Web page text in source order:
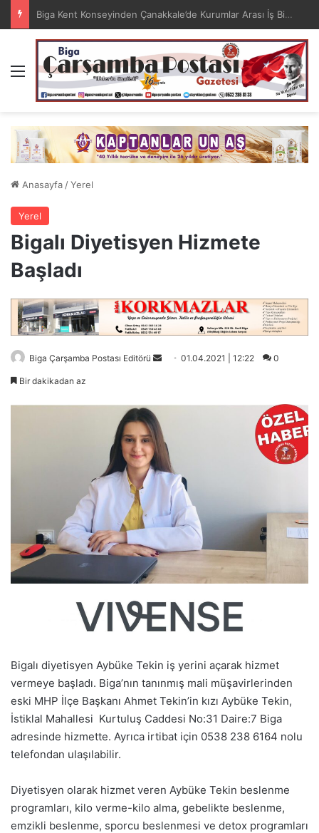
Özer “BİSİAD Biga’nın Önemli Sivil Toplum Kuruluşudur “
Menü
Anasayfa /Yerel
Yerel
Bigalı Diyetisyen Hizmete
Başladı
Biga Çarşamba Postası Editörü
Bir
göndermek
01.04.2021 | 12:22 0
Bir dakikadan az
Bigalı diyetisyen Aybüke Tekin iş yerini açarak hizmet
vermeye başladı. Biga’nın tanınmış mali müşavirlerinden
eski MHP İlçe Başkanı Ahmet Tekin’in kızı Aybüke Tekin,
İstiklal Mahallesi Kurtuluş Caddesi No:31 Daire:7 Biga
adresinde hizmette. Ayrıca irtibat için 0538 238 6164 nolu
telefondan ulaşılabilir.
Diyetisyen olarak hizmet veren Aybüke Tekin beslenme
programları, kilo verme-kilo alma, gebelikte beslenme,
emzikli beslenme, sporcu beslenmesi ve detox programları